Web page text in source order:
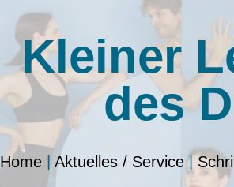
Kleiner
des
Home Aktuelles / Service|